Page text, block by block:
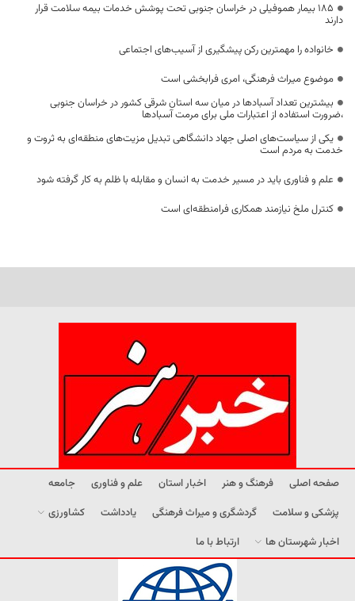
۱۸۵ بیمار هموفیلی در خراسان جنوبی تحت پوشش خدمات بیمه سلامت قرار
دارند
خانواده را مهمترین رکن پیشگیری از آسیب‌های اجتماعی
موضوع میراث فرهنگی، امری فرابخشی است
بیشترین تعداد آسبادها در میان سه استان شرقی کشور در خراسان جنوبی
،ضرورت استفاده از اعتبارات ملی برای مرمت آسبادها
یکی از سیاست‌های اصلی جهاد دانشگاهی تبدیل مزیت‌های منطقه‌ای به ثروت و
خدمت به مردم است
علم و فناوری باید در مسیر خدمت به انسان و مقابله با ظلم به کار گرفته شود
کنترل ملخ نیازمند همکاری فرامنطقه‌ای است
صفحه اصلی فرهنگ و هنر اخبار استان علم و فناوری
جامعه
پزشکی و سلامت
گردشگری و میراث فرهنگی یادداشت
کشاورزی
اخبار شهرستان ها
ارتباط با ما